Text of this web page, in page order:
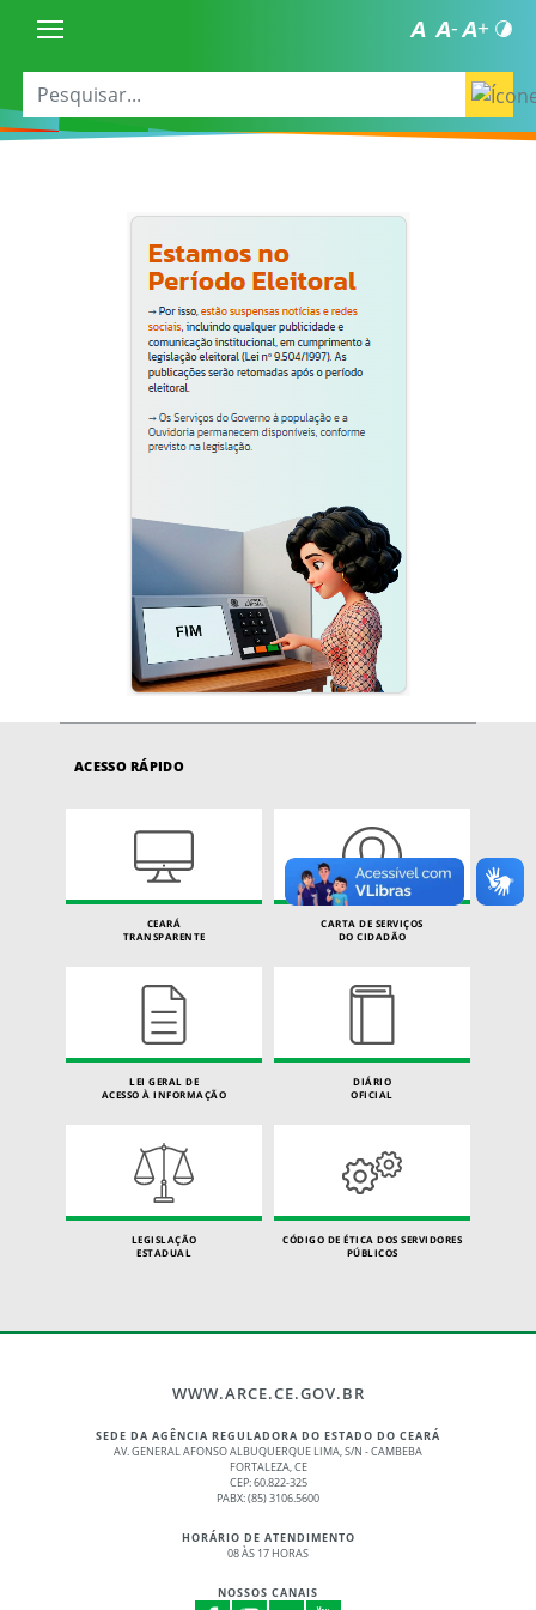
ACESSO RÁPIDO
CEARÁ
TRANSPARENTE
CARTA DE SERVIÇOS
DO CIDADÃO
LEI GERAL DE
ACESSO À INFORMAÇÃO
DIÁRIO
OFICIAL
LEGISLAÇÃO
ESTADUAL
CÓDIGO DE ÉTICA DOS SERVIDORES
PÚBLICOS
WWW.ARCE.CE.GOV.BR
SEDE DA AGÊNCIA REGULADORA DO ESTADO DO CEARÁ
AV. GENERAL AFONSO ALBUQUERQUE LIMA, S/N - CAMBEBA
FORTALEZA, CE
CEP: 60.822-325
PABX: (85) 3106.5600
HORÁRIO DE ATENDIMENTO
08 ÀS 17 HORAS
NOSSOS CANAIS